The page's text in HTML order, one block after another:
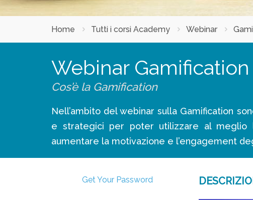
Home Tutti i corsi Academy Webinar
Webinar Gamification
Cos’è la Gamification
Nell’ambito del webinar sulla Gamification
e strategici per poter utilizzare al meglio
aumentare la motivazione e l’engagement
Get Your Password